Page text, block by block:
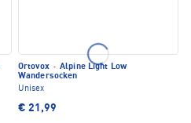
Ortovox · Alpine Light Low
Wandersocken
Unisex
€ 21,99